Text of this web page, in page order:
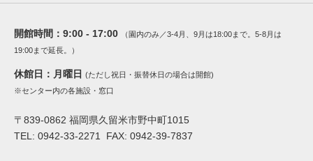
開館時間： 9:00 - 17:00
（園内のみ／3-4月、9月は18:00まで。5-8月は
19:00まで延長。）
休館日： 月曜日 (ただし祝日・振替休日の場合は開館)
※センター内の各施設・窓口
〒839-0862 福岡県久留米市野中町1015
TEL: 0942-33-2271 FAX: 0942-39-7837